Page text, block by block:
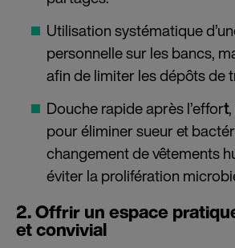
Utilisation systématique
personnelle sur les bancs,
afin de limiter les dépôts de
Douche rapide après l’effort
pour éliminer sueur et
changement de vêtements
éviter la prolifération
2. Offrir un espace
et convivial